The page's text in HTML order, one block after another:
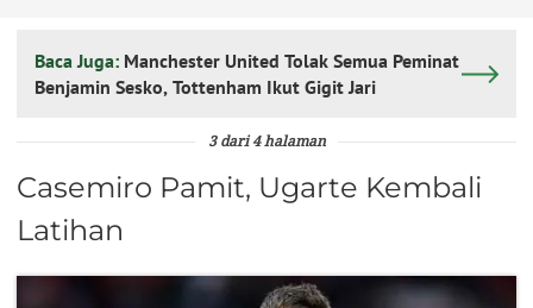
Baca Juga: Manchester United Tolak Semua Peminat
Benjamin Sesko, Tottenham Ikut Gigit Jari
3 dari 4 halaman
Casemiro Pamit, Ugarte Kembali
Latihan